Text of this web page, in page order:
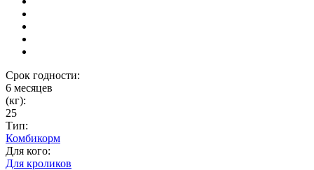
Срок годности:
6 месяцев
(кг):
25
Тип:
Комбикорм
Для кого:
Для кроликов